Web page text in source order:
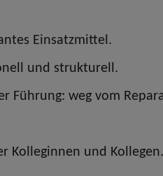
Einsatzmittel.
und strukturell.
Führung: weg vom
Kolleginnen und